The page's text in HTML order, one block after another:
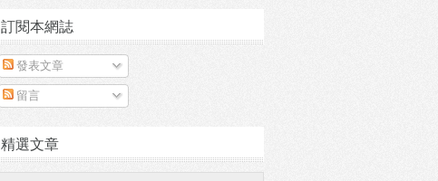
訂閱本網誌
發表文章
留言
精選文章